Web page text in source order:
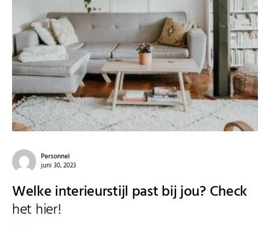
Personnel
juni 30, 2023
Welke interieurstijl past bij jou? Check
het hier!